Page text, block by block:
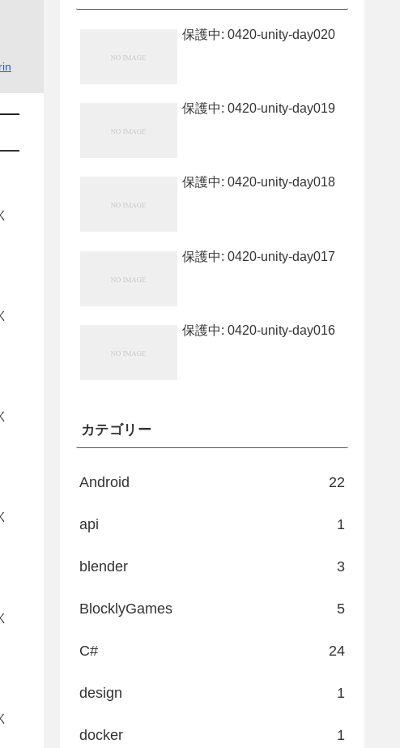
保護中: 0420-unity-day020
保護中: 0420-unity-day019
保護中: 0420-unity-day018
保護中: 0420-unity-day017
保護中: 0420-unity-day016
カテゴリー
Android 22
api 1
blender 3
BlocklyGames 5
C# 24
design 1
docker 1